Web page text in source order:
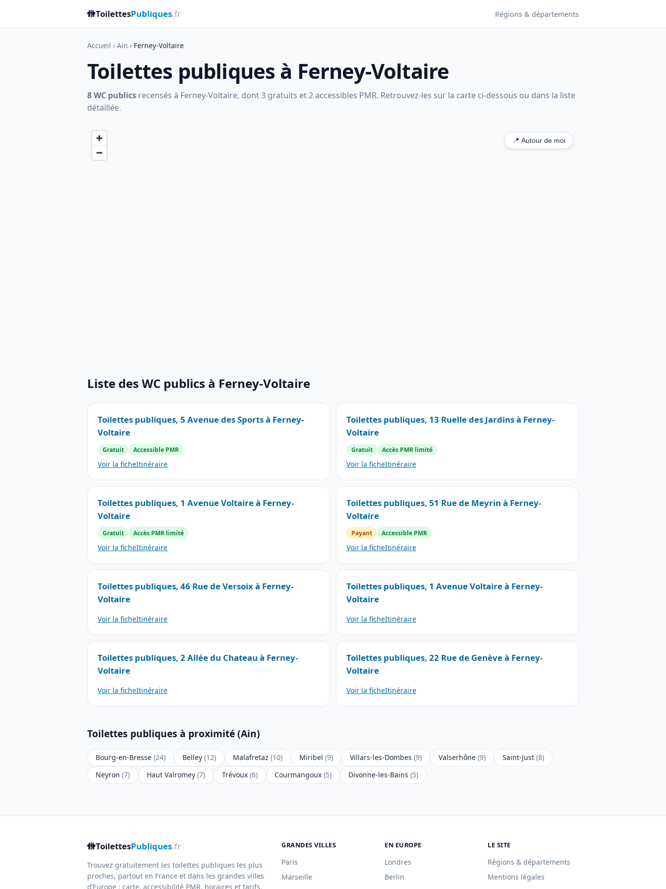
🚻ToilettesPubliques.fr Régions & départements
Accueil › Ain › Ferney-Voltaire
Toilettes publiques à Ferney-Voltaire
8 WC publics recensés à Ferney-Voltaire, dont 3 gratuits et 2 accessibles PMR. Retrouvez-les sur la carte ci-dessous ou dans la liste
détaillée.
📍 Autour de moi
Liste des WC publics à Ferney-Voltaire
Toilettes publiques, 5 Avenue des Sports à Ferney-
Voltaire
Gratuit Accessible PMR
Voir la ficheItinéraire
Toilettes publiques, 13 Ruelle des Jardins à Ferney-
Voltaire
Gratuit Accès PMR limité
Voir la ficheItinéraire
Toilettes publiques, 1 Avenue Voltaire à Ferney-
Voltaire
Gratuit Accès PMR limité
Voir la ficheItinéraire
Toilettes publiques, 51 Rue de Meyrin à Ferney-
Voltaire
Payant Accessible PMR
Voir la ficheItinéraire
Toilettes publiques, 46 Rue de Versoix à Ferney-
Voltaire
Voir la ficheItinéraire
Toilettes publiques, 1 Avenue Voltaire à Ferney-
Voltaire
Voir la ficheItinéraire
Toilettes publiques, 2 Allée du Chateau à Ferney-
Voltaire
Voir la ficheItinéraire
Toilettes publiques, 22 Rue de Genève à Ferney-
Voltaire
Voir la ficheItinéraire
Toilettes publiques à proximité (Ain)
Bourg-en-Bresse (24) Belley (12) Malafretaz (10) Miribel (9) Villars-les-Dombes (9) Valserhône (9) Saint-Just (8)
Neyron (7) Haut Valromey (7) Trévoux (6) Courmangoux (5) Divonne-les-Bains (5)
🚻ToilettesPubliques.fr
Trouvez gratuitement les toilettes publiques les plus
proches, partout en France et dans les grandes villes
d’Europe : carte, accessibilité PMR, horaires et tarifs.
GRANDES VILLES
Paris
Marseille
EN EUROPE
Londres
Berlin
LE SITE
Régions & départements
Mentions légales